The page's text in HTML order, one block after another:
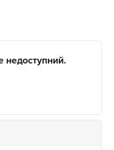
недоступний.